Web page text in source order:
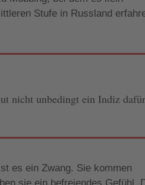
Stufe in Russland
nicht unbedingt ein Indiz dafür
es ein Zwang. Sie kommen